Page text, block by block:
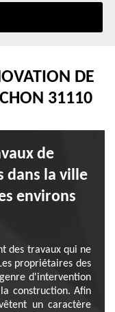
DE
31110
de
dans la ville
environs
des travaux qui ne
propriétaires des
d'intervention
construction. Afin
un caractère